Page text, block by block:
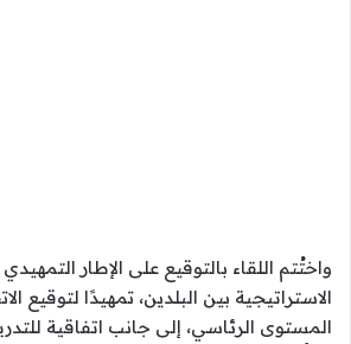
واختُتم اللقاء بالتوقيع على الإطار
الاستراتيجية بين البلدين، تمهيدًا لتوقيع
المستوى الرئاسي، إلى جانب اتفاقية